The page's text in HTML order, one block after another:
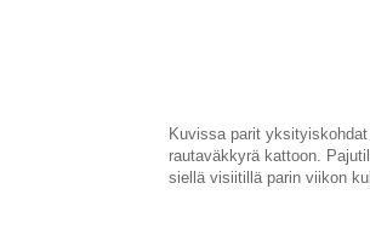
Kuvissa parit
rautaväkkyrä kattoon.
siellä visiitillä parin viikon